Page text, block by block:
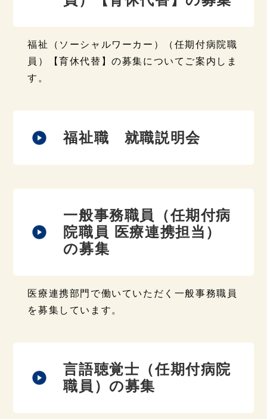
福祉（ソーシャルワーカー）（任期付病院職
員）【育休代替】の募集についてご案内しま
す。
福祉職 就職説明会
一般事務職員（任期付病
院職員 医療連携担当）
の募集
医療連携部門で働いていただく一般事務職員
を募集しています。
言語聴覚士（任期付病院
職員）の募集